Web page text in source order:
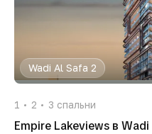
Wadi Al Safa 2
1 2 3 спальни
Empire Lakeviews в